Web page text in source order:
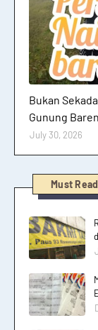
Bukan
Gunung
July 30, 2026
Must Read